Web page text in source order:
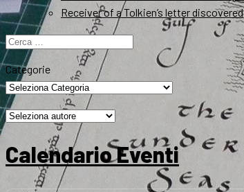
Receiver of a Tolkien’s letter discovered
Ricerca
per:
Categorie
Calendario Eventi